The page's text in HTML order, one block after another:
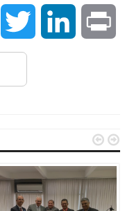
MessengerTwitter LinkedIn
 